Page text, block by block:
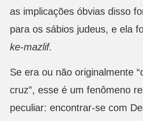
as implicações óbvias disso
para os sábios judeus, e ela
ke-mazlif.
Se era ou não originalmente
cruz”, esse é um fenômeno
peculiar: encontrar-se com